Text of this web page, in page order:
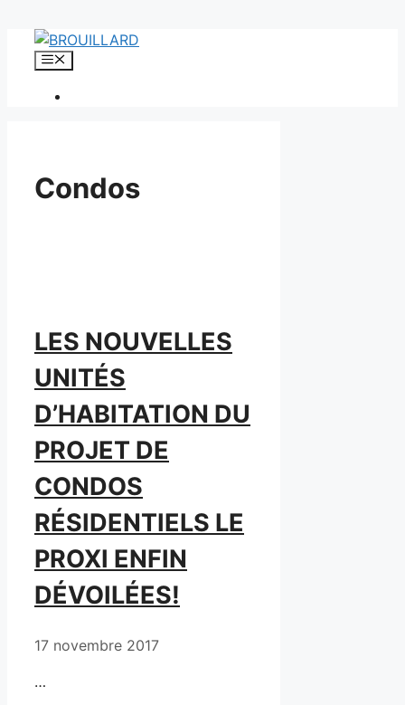
Aller
Menu
Condos
LES NOUVELLES
UNITÉS
D’HABITATION DU
PROJET DE
CONDOS
RÉSIDENTIELS LE
PROXI ENFIN
DÉVOILÉES!
17 novembre 2017
…